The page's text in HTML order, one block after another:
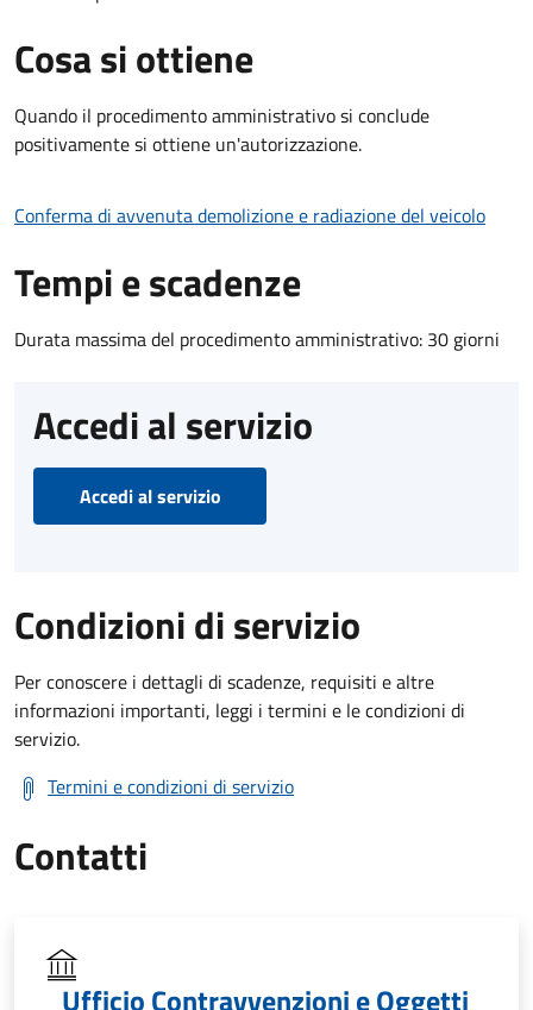
Cosa si ottiene
Quando il procedimento amministrativo si conclude
positivamente si ottiene un'autorizzazione.
Conferma di avvenuta demolizione e radiazione del veicolo
Tempi e scadenze
Durata massima del procedimento amministrativo: 30 giorni
Accedi al servizio
Accedi al servizio
Condizioni di servizio
Per conoscere i dettagli di scadenze, requisiti e altre
informazioni importanti, leggi i termini e le condizioni di
servizio.
Termini e condizioni di servizio
Contatti
Ufficio Contravvenzioni e Oggetti